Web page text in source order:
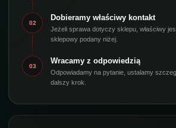
02
Dobieramy właściwy kontakt
Jeżeli sprawa dotyczy sklepu, właściwy
sklepowy podany niżej.
03
Wracamy z odpowiedzią
Odpowiadamy na pytanie, ustalamy
dalszy krok.